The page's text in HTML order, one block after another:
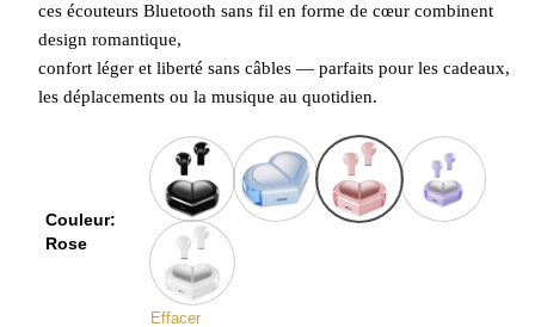
ces écouteurs Bluetooth sans fil en forme de cœur combinent
design romantique,
confort léger et liberté sans câbles — parfaits pour les cadeaux,
les déplacements ou la musique au quotidien.
Couleur
Rose
Noir Bleu Rose Violet
Blanc
Effacer